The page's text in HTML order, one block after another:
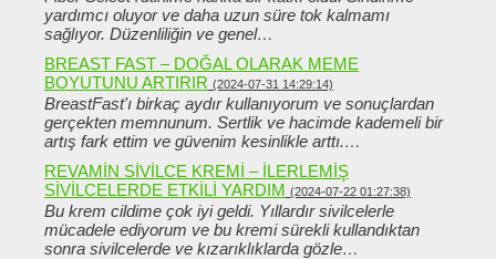
yardımcı oluyor ve daha uzun süre tok kalmamı
sağlıyor. Düzenliliğin ve genel…
BREAST FAST – DOĞAL OLARAK MEME
BOYUTUNU ARTIRIR (2024-07-31 14:29:14)
BreastFast'ı birkaç aydır kullanıyorum ve sonuçlardan
gerçekten memnunum. Sertlik ve hacimde kademeli bir
artış fark ettim ve güvenim kesinlikle arttı.…
REVAMIN SIVILCE KREMI – ILERLEMIŞ
SIVILCELERDE ETKILI YARDIM (2024-07-22 01:27:38)
Bu krem ​​cildime çok iyi geldi. Yıllardır sivilcelerle
mücadele ediyorum ve bu kremi sürekli kullandıktan
sonra sivilcelerde ve kızarıklıklarda gözle…